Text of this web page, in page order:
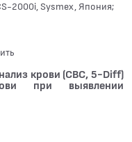
2000i, Sysmex, Япония;
крови (CBC, 5-Diff)
при выявлении